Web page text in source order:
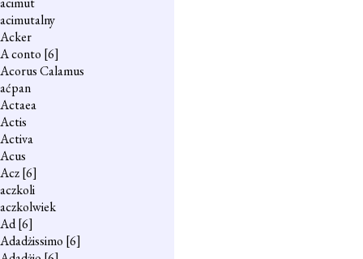
acimutalny
Acker
A conto [6]
Acorus Calamus
aćpan
Actaea
Actis
Activa
Acus
Acz[6]
aczkoli
aczkolwiek
Ad[6]
Adadżissimo [6]